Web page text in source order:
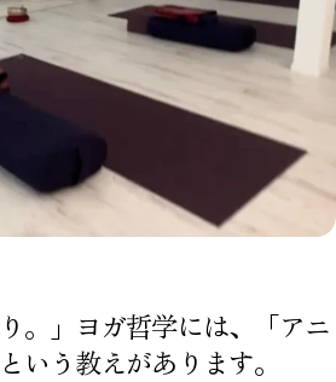
。」ヨガ哲学には、「アニ
いう教えがあります。